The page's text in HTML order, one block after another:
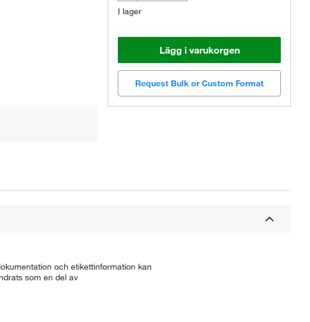
I lager
Lägg i varukorgen
Request Bulk or Custom Format
och etikettinformation kan
som en del av